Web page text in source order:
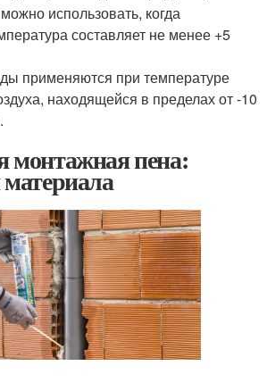
использовать, когда
составляет не менее +5
применяются при температуре
находящейся в пределах от -10
монтажная пена:
материала